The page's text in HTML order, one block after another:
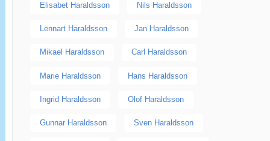
Elisabet Haraldsson Nils Haraldsson
Lennart Haraldsson Jan Haraldsson
Mikael Haraldsson Carl Haraldsson
Marie Haraldsson Hans Haraldsson
Ingrid Haraldsson Olof Haraldsson
Gunnar Haraldsson Sven Haraldsson